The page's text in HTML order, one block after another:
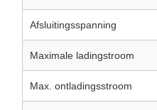
Afsluitingsspanning
Maximale ladingstroom
Max. ontladingsstroom